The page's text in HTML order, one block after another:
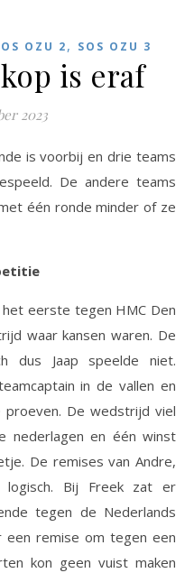
OZU 2, SOS OZU 3
is eraf
2023
is voorbij en drie teams
De andere teams
één ronde minder of ze
eerste tegen HMC Den
waar kansen waren. De
dus Jaap speelde niet.
in de vallen en
De wedstrijd viel
nederlagen en één winst
De remises van Andre,
logisch. Bij Freek zat er
tegen de Nederlands
een remise om tegen een
kon geen vuist maken